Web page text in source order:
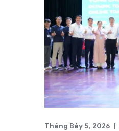
Tháng Bảy 5, 2026